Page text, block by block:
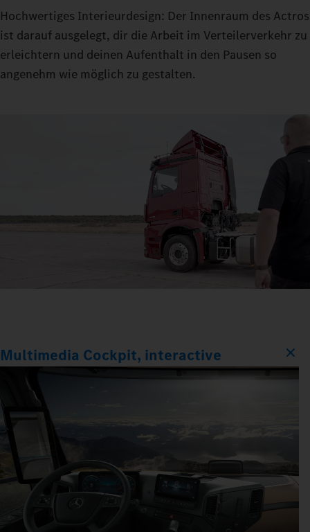
Hochwertiges Interieurdesign: Der Innenraum des Actros
ist darauf ausgelegt, dir die Arbeit im Verteilerverkehr zu
erleichtern und deinen Aufenthalt in den Pausen so
angenehm wie möglich zu gestalten.
Multimedia Cockpit, interactive